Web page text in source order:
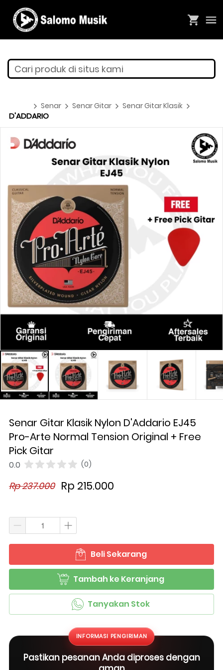
Cari produk di situs kami
Senar Senar Gitar Senar Gitar Klasik
D'ADDARIO
Senar Gitar Klasik Nylon D'Addario EJ45
Pro-Arte Normal Tension Original + Free
Pick Gitar
0.0 (0)
Rp 237.000 Rp 215.000
` Beli Sekarang
` Tambah ke Keranjang
` Tanyakan Stok
INFORMASI PENGIRIMAN
Pastikan pesanan Anda diproses dengan